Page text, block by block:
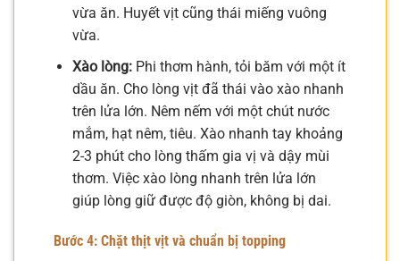
vừa ăn. Huyết vịt cũng thái miếng vuông
vừa.
Xào lòng:Phi thơm hành, tỏi băm với một ít
dầu ăn. Cho lòng vịt đã thái vào xào nhanh
trên lửa lớn. Nêm nếm với một chút nước
mắm, hạt nêm, tiêu. Xào nhanh tay khoảng
2-3 phút cho lòng thấm gia vị và dậy mùi
thơm. Việc xào lòng nhanh trên lửa lớn
giúp lòng giữ được độ giòn, không bị dai.
Bước 4: Chặt thịt vịt và chuẩn bị topping